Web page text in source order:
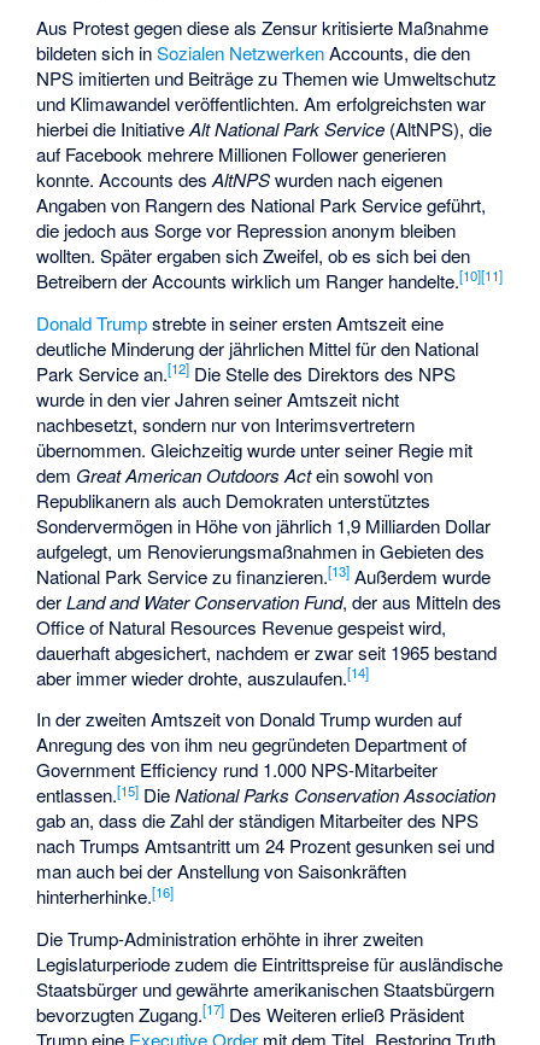
Aus Protest gegen diese als Zensur kritisierte Maßnahme
bildeten sich inSozialen NetzwerkenAccounts, die den
NPS imitierten und Beiträge zu Themen wie Umweltschutz
und Klimawandel veröffentlichten. Am erfolgreichsten war
hierbei die InitiativeAlt National Park Service (AltNPS), die
auf Facebook mehrere Millionen Follower generieren
konnte. Accounts desAltNPSwurden nach eigenen
Angaben von Rangern des National Park Service geführt,
die jedoch aus Sorge vor Repression anonym bleiben
wollten. Später ergaben sich Zweifel, ob es sich bei den
Betreibern der Accounts wirklich um Ranger handelte.[10][11]
Donald Trumpstrebte in seiner ersten Amtszeit eine
deutliche Minderung der jährlichen Mittel für den National
Park Service an.[12] Die Stelle des Direktors des NPS
wurde in den vier Jahren seiner Amtszeit nicht
nachbesetzt, sondern nur von Interimsvertretern
übernommen. Gleichzeitig wurde unter seiner Regie mit
dem Great American Outdoors Actein sowohl von
Republikanern als auch Demokraten unterstütztes
Sondervermögen in Höhe von jährlich 1,9 Milliarden Dollar
aufgelegt, um Renovierungsmaßnahmen in Gebieten des
National Park Service zu finanzieren.[13] Außerdem wurde
derLand and Water Conservation Fund, der aus Mitteln des
Office of Natural Resources Revenuegespeist wird,
dauerhaft abgesichert, nachdem er zwar seit 1965 bestand
aber immer wieder drohte, auszulaufen.[14]
In der zweiten Amtszeit von Donald Trump wurden auf
Anregung des von ihm neu gegründeten Department of
Government Efficiency rund 1.000 NPS-Mitarbeiter
entlassen.[15] DieNational Parks Conservation Association
gab an, dass die Zahl der ständigen Mitarbeiter des NPS
nach Trumps Amtsantritt um 24 Prozent gesunken sei und
man auch bei der Anstellung von Saisonkräften
hinterherhinke.[16]
Die Trump-Administration erhöhte in ihrer zweiten
Legislaturperiode zudem die Eintrittspreise für ausländische
Staatsbürger und gewährte amerikanischen Staatsbürgern
bevorzugten Zugang.[17] Des Weiteren erließ Präsident
Trump eine Executive Order mit dem Titel „Restoring Truth